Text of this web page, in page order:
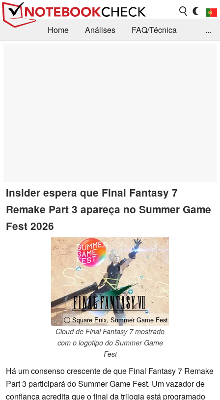
Home Análises
FAQ/Técnica
...
Insider espera que Final Fantasy 7
Remake Part 3 apareça no Summer Game
Fest 2026
ⓘ Square Enix, Summer Game Fest
Cloud de Final Fantasy 7 mostrado
com o logotipo do Summer Game
Fest
Há um consenso crescente de que Final Fantasy 7 Remake
Part 3 participará do Summer Game Fest. Um vazador de
confiança acredita que o final da trilogia está programado